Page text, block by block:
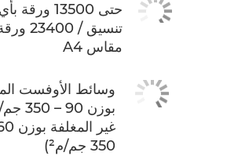
حتى 13500 ورقة بأي
تنسيق / 23400
مقاس A4
وسائط الأوفست
350 جم/م²)